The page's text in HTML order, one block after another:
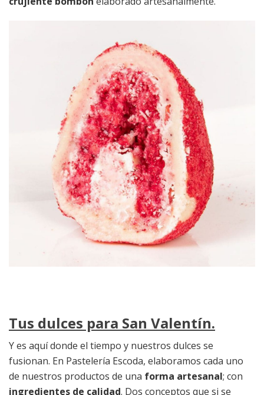
Tus dulces para San Valentín.
Y es aquí donde el tiempo y nuestros dulces se
fusionan. En Pastelería Escoda, elaboramos cada uno
de nuestros productos de una forma artesanal; con
ingredientes de calidad. Dos conceptos que si se